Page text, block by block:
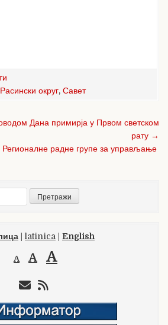
Расински округ, Савет
Дана примирја у Првом светском
рату →
радне групе за управљање
| latinica | English
A A A